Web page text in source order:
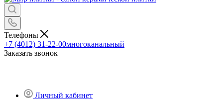
Телефоны
+7 (4012) 31-22-00многоканальный
Заказать звонок
Личный кабинет